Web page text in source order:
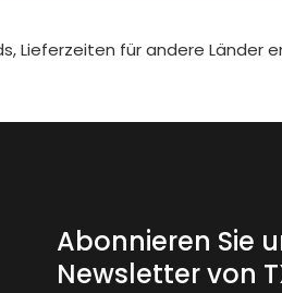
Lieferzeiten für andere
Abonnieren Sie
Newsletter von